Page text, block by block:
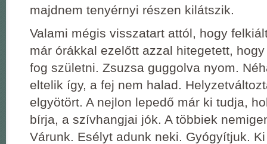
majdnem tenyérnyi részen kilátszik.
Valami mégis visszatart attól, hogy
már órákkal ezelőtt azzal hitegetett,
fog születni. Zsuzsa guggolva nyom.
eltelik így, a fej nem halad.
elgyötört. A nejlon lepedő már ki tudja,
bírja, a szívhangjai jók. A többiek
Várunk. Esélyt adunk neki. Gyógyítjuk.